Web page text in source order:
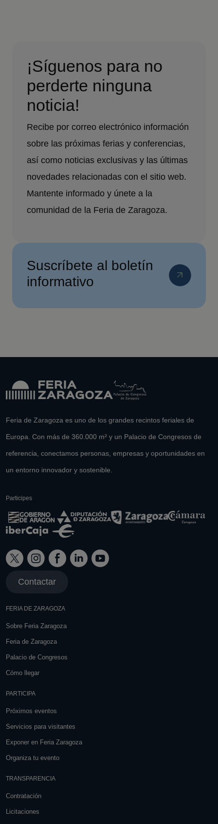
¡Síguenos para no
perderte ninguna
noticia!
Recibe por correo electrónico información
sobre las próximas ferias y conferencias,
así como noticias exclusivas y las últimas
novedades relacionadas con el sitio web.
Mantente informado y únete a la
comunidad de la Feria de Zaragoza.
Suscríbete al boletín
informativo
Feria de Zaragoza es uno de los grandes recintos feriales de
Europa. Con más de 360.000 m² y un Palacio de Congresos de
referencia, conectamos personas, empresas y oportunidades en
un entorno innovador y sostenible.
Participes
Contactar
FERIA DE ZARAGOZA
Sobre Feria Zaragoza
Feria de Zaragoza
Palacio de Congresos
Cómo llegar
PARTICIPA
Próximos eventos
Servicios para visitantes
Exponer en Feria Zaragoza
Organiza tu evento
TRANSPARENCIA
Contratación
Licitaciones